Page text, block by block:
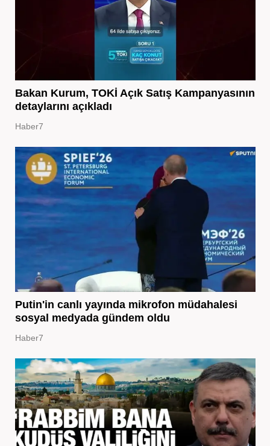
Bakan Kurum, TOKİ Açık Satış Kampanyasının
detaylarını açıkladı
Haber7
Putin'in canlı yayında mikrofon müdahalesi
sosyal medyada gündem oldu
Haber7